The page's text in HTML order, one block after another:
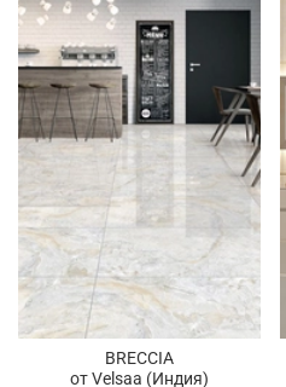
BRECCIA
от Velsaa (Индия)